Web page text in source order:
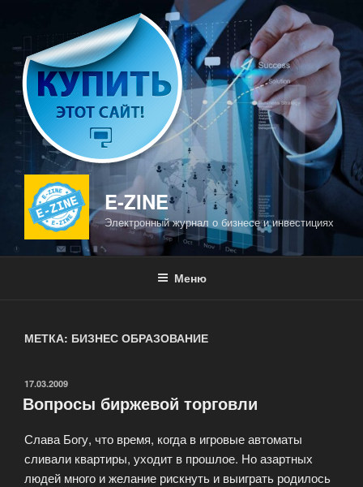
содержимому
E-ZINE
Электронный журнал о бизнесе и инвестициях
Меню
МЕТКА: БИЗНЕС ОБРАЗОВАНИЕ
ОПУБЛИКОВАНО
17.03.2009
Вопросы биржевой торговли
Слава Богу, что время, когда в игровые автоматы
сливали квартиры, уходит в прошлое. Но азартных
людей много и желание рискнуть и выиграть родилось